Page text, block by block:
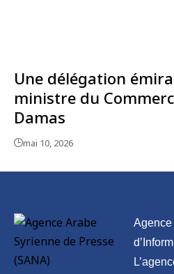
Une délégation
ministre du
Damas
mai 10, 2026